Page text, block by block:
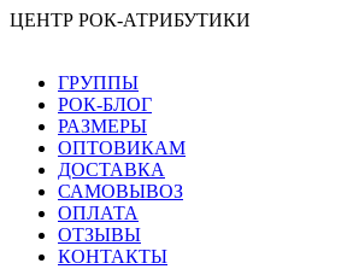
ЦЕНТР РОК-АТРИБУТИКИ
ГРУППЫ
РОК-БЛОГ
РАЗМЕРЫ
ОПТОВИКАМ
ДОСТАВКА
САМОВЫВОЗ
ОПЛАТА
ОТЗЫВЫ
КОНТАКТЫ